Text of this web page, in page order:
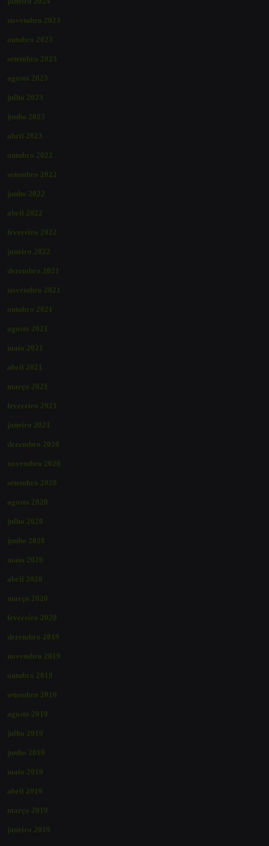
novembro 2023
outubro 2023
setembro 2023
agosto 2023
julho 2023
junho 2023
abril 2023
outubro 2022
setembro 2022
junho 2022
abril 2022
fevereiro 2022
janeiro 2022
dezembro 2021
novembro 2021
outubro 2021
agosto 2021
maio 2021
abril 2021
março 2021
fevereiro 2021
janeiro 2021
dezembro 2020
novembro 2020
setembro 2020
agosto 2020
julho 2020
junho 2020
maio 2020
abril 2020
março 2020
fevereiro 2020
dezembro 2019
novembro 2019
outubro 2019
setembro 2019
agosto 2019
julho 2019
junho 2019
maio 2019
abril 2019
março 2019
janeiro 2019